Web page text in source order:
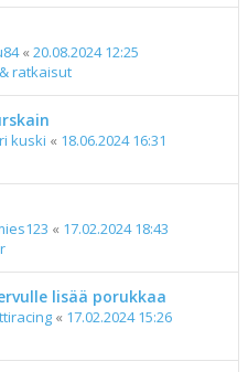
« 20.08.2024 12:25
ratkaisut
kuski « 18.06.2024 16:31
« 17.02.2024 18:43
lisää porukkaa
« 17.02.2024 15:26